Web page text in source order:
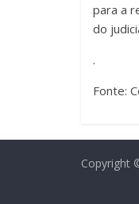
para a
do
.
Fonte:
Copyright